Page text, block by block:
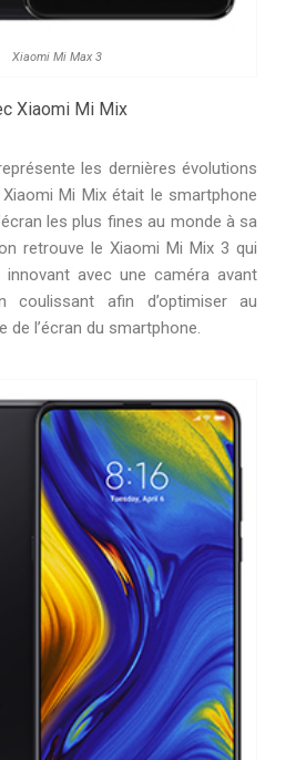
Xiaomi Mi Max 3
Xiaomi Mi Mix
les dernières évolutions
Mi Mix était le smartphone
les plus fines au monde à sa
retrouve le Xiaomi Mi Mix 3 qui
avec une caméra avant
coulissant afin d’optimiser au
de l’écran du smartphone.